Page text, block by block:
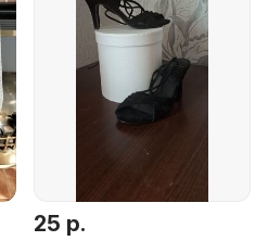
25 р.